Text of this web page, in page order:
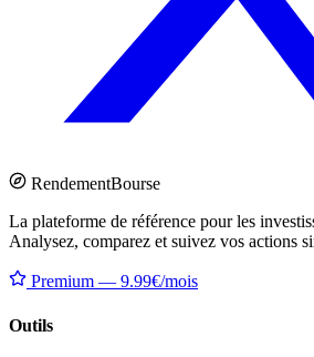
RendementBourse
La plateforme de référence pour les
Analysez, comparez et suivez vos actions
Premium — 9.99€/mois
Outils